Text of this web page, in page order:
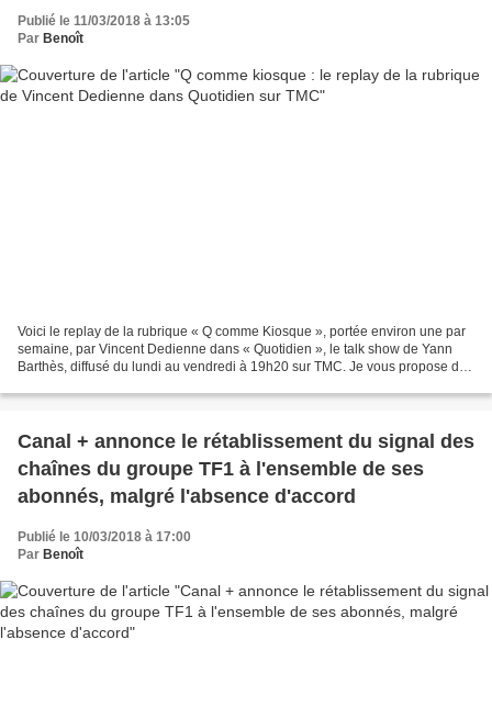
Publié le 11/03/2018 à 13:05
Par Benoît
Voici le replay de la rubrique « Q comme Kiosque », portée environ une par
semaine, par Vincent Dedienne dans « Quotidien », le talk show de Yann
Barthès, diffusé du lundi au vendredi à 19h20 sur TMC. Je vous propose de
Canal + annonce le rétablissement du signal des
chaînes du groupe TF1 à l'ensemble de ses
abonnés, malgré l'absence d'accord
Publié le 10/03/2018 à 17:00
Par Benoît